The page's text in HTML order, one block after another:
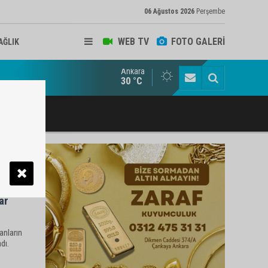
06 Ağustos 2026 Perşembe
WEB TV FOTO GALERİ
Esnafının Sesi Ankara Kalkınma Ajansı'nda
Ankara
30 °C